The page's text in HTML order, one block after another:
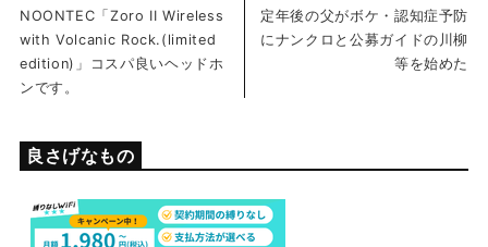
NOONTEC「Zoro II Wireless
with Volcanic Rock.(limited
edition)」コスパ良いヘッドホ
ンです。
定年後の父がボケ・認知症予防
にナンクロと公募ガイドの川柳
等を始めた
良さげなもの